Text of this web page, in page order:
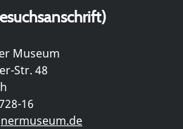
Museum
Str. 48
16